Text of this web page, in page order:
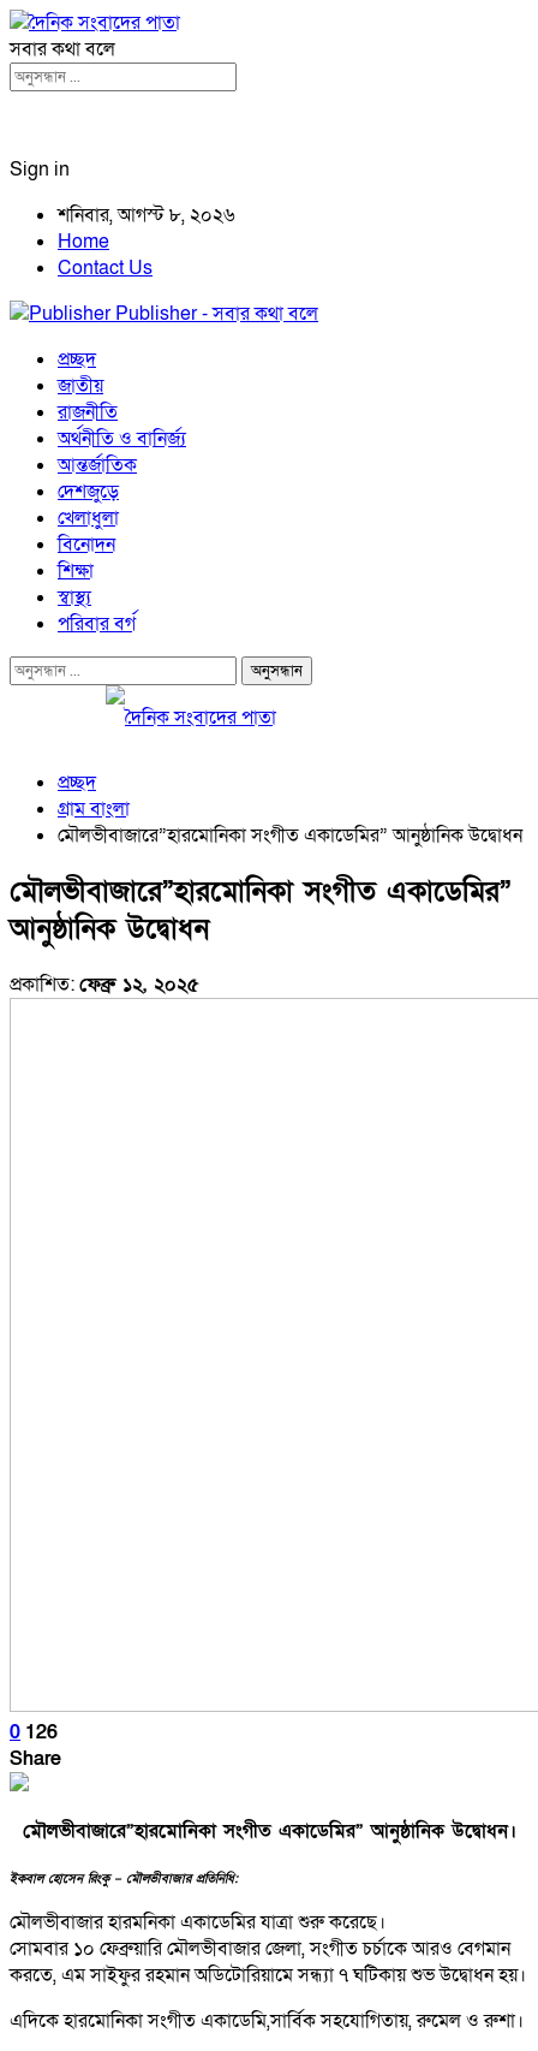
সবার কথা বলে
Sign in
শনিবার, আগস্ট ৮, ২০২৬
Home
Contact Us
Publisher - সবার কথা বলে
প্রচ্ছদ
জাতীয়
রাজনীতি
অর্থনীতি ও বানির্জ্য
আন্তর্জাতিক
দেশজুড়ে
খেলাধুলা
বিনোদন
শিক্ষা
স্বাস্থ্য
পরিবার বর্গ
প্রচ্ছদ
গ্রাম বাংলা
মৌলভীবাজারে”হারমোনিকা সংগীত একাডেমির” আনুষ্ঠানিক উদ্বোধন
মৌলভীবাজারে”হারমোনিকা সংগীত একাডেমির”
আনুষ্ঠানিক উদ্বোধন
প্রকাশিত:ফেব্রু ১২, ২০২৫
0 126
Share
মৌলভীবাজারে”হারমোনিকা সংগীত একাডেমির” আনুষ্ঠানিক উদ্বোধন।
ইকবাল হোসেন রিংকু – মৌলভীবাজার প্রতিনিধি:
মৌলভীবাজার হারমনিকা একাডেমির যাত্রা শুরু করেছে।
সোমবার ১০ ফেব্রুয়ারি মৌলভীবাজার জেলা, সংগীত চর্চাকে আরও বেগমান
করতে, এম সাইফুর রহমান অডিটোরিয়ামে সন্ধ্যা ৭ ঘটিকায় শুভ উদ্বোধন হয়।
এদিকে হারমোনিকা সংগীত একাডেমি,সার্বিক সহযোগিতায়, রুমেল ও রুশা।